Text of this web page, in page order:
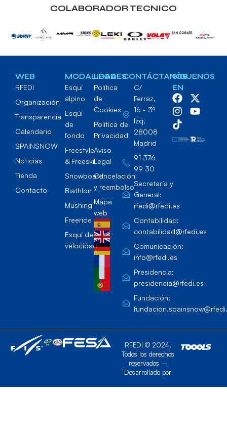
COLABORADOR TECNICO
WEB
RFEDI
Organización
Transparencia
Calendario
SPAINSNOW
Noticias
Tienda
Contacto
MODALIDADES
Esquí
alpino
Esqúi
de
fondo
Freestyle
& Freeski
Snowboard
Biathlon
Mushing
Freeride
Esquí de
velocidad
LEGAL
Política
de
Cookies
Política de
Privacidad
Aviso
Legal
Cancelación
y reembolso
Mapa
web
CONTÁCTANOS
C/
Ferraz,
16 - 3º
Izq.
28008
Madrid
91 376
99 30
Secretaría y
General:
rfedi@rfedi.es
Contabilidad:
contabilidad@rfedi.es
Comunicación:
info@rfedi.es
Presidencia:
presidencia@rfedi.es
Fundación:
SÍGUENOS
EN
RFEDI © 2024.
Todos los derechos
reservados –
Desarrollado por